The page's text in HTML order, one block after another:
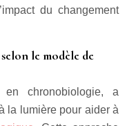
du changement
le modèle de
chronobiologie, a
la lumière pour aider à